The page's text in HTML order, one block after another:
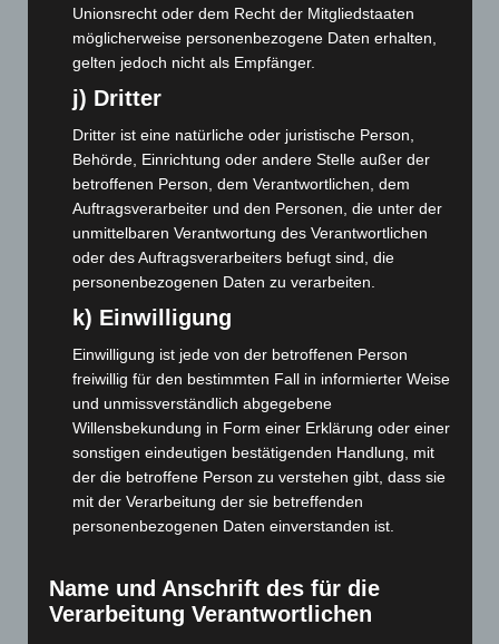
August 2023(134)
Juli 2023(118)
Juni 2023
(142)
Mai 2023
April 2023
(155)
März 2023(174)
Februar 2023(154)
Januar 2023(140)
Dezember 2022(130)
November 2022(167)
Oktober 2022(166)
September 2022(205)
August 2022
(166)
Juli 2022(133)
Juni 2022(167)
Mai 2022(177)
März 2022 (221)
Februar 2022(189)
Unionsrecht oder dem Recht der Mitgliedstaaten
möglicherweise personenbezogene Daten erhalten,
gelten jedoch nicht als Empfänger.
j) Dritter
Dritter ist eine natürliche oder juristische Person,
Behörde, Einrichtung oder andere Stelle außer der
betroffenen Person, dem Verantwortlichen, dem
Auftragsverarbeiter und den Personen, die unter der
unmittelbaren Verantwortung des Verantwortlichen
oder des Auftragsverarbeiters befugt sind, die
personenbezogenen Daten zu verarbeiten.
k) Einwilligung
Einwilligung ist jede von der betroffenen Person
freiwillig für den bestimmten Fall in informierter Weise
und unmissverständlich abgegebene
Willensbekundung in Form einer Erklärung oder einer
sonstigen eindeutigen bestätigenden Handlung, mit
der die betroffene Person zu verstehen gibt, dass sie
mit der Verarbeitung der sie betreffenden
personenbezogenen Daten einverstanden ist.
Name und Anschrift des für die
Verarbeitung Verantwortlichen